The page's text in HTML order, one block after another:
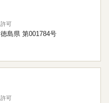
許可
徳島県 第001784号
許可